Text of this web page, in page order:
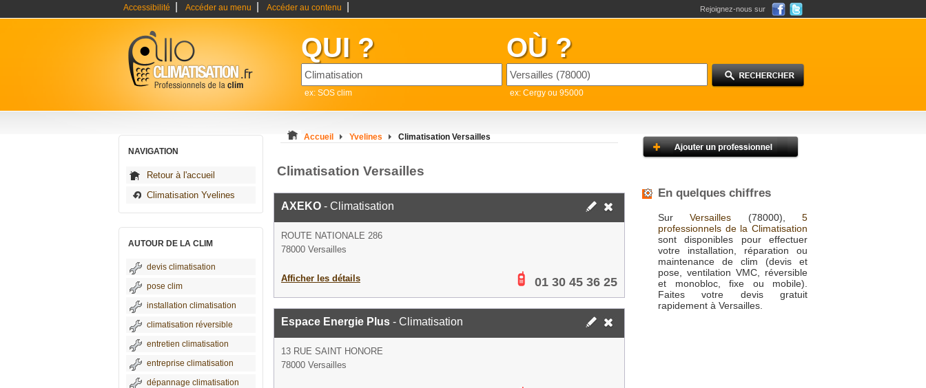
Accessibilité Accéder au menu Accéder au contenu Rejoignez-nous sur
QUI ?
ex: SOS clim
OÙ ?
ex: Cergy ou 95000
NAVIGATION
Retour à l'accueil
Climatisation Yvelines
AUTOUR DE LA CLIM
devis climatisation
pose clim
installation climatisation
climatisation réversible
entretien climatisation
entreprise climatisation
dépannage climatisation
Accueil Yvelines Climatisation Versailles
Climatisation Versailles
AXEKO - Climatisation
ROUTE NATIONALE 286
78000 Versailles
Afficher les détails 01 30 45 36 25
Espace Energie Plus - Climatisation
13 RUE SAINT HONORE
78000 Versailles
En quelques chiffres
SurVersailles (78000),5
professionnels de la Climatisation
sont disponibles pour effectuer
votre installation, réparation ou
maintenance de clim (devis et
pose, ventilation VMC, réversible
et monobloc, fixe ou mobile).
Faites votre devis gratuit
rapidement à Versailles.